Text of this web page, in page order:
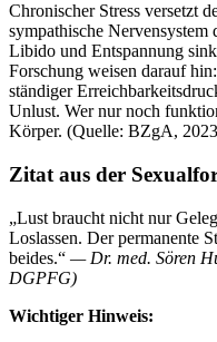
Chronischer Stress versetzt
sympathische
Libido und Entspannung
Forschung weisen darauf
ständiger
Unlust. Wer nur noch
Körper. (Quelle: BZgA,
Zitat aus der
„Lust braucht nicht nur
Loslassen. Der permanente
beides.“ — Dr. med. Sören
DGPFG)
Wichtiger Hinweis: